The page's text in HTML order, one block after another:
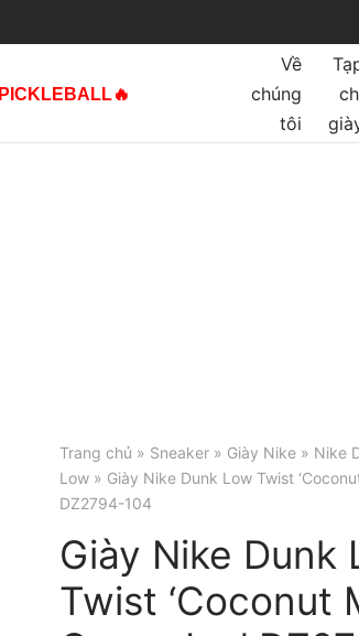
PICKLEBALL🔥
Về
chúng
tôi
Trang chủ » Sneaker » Giày Nike » Nike
Low » Giày Nike Dunk Low Twist
DZ2794-104
Giày Nike Dunk
Twist ‘Coconut